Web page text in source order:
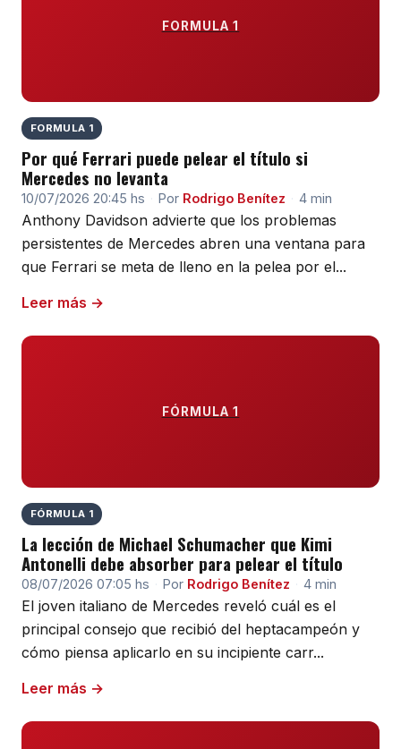
FORMULA 1
FORMULA 1
Por qué Ferrari puede pelear el título si
Mercedes no levanta
10/07/2026 20:45 hs · Por Rodrigo Benítez · 4 min
Anthony Davidson advierte que los problemas
persistentes de Mercedes abren una ventana para
que Ferrari se meta de lleno en la pelea por el...
Leer más →
FÓRMULA 1
FÓRMULA 1
La lección de Michael Schumacher que Kimi
Antonelli debe absorber para pelear el título
08/07/2026 07:05 hs · Por Rodrigo Benítez · 4 min
El joven italiano de Mercedes reveló cuál es el
principal consejo que recibió del heptacampeón y
cómo piensa aplicarlo en su incipiente carr...
Leer más →